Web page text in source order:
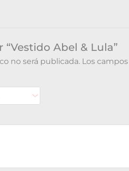
Abel & Lula”
no será publicada. Los